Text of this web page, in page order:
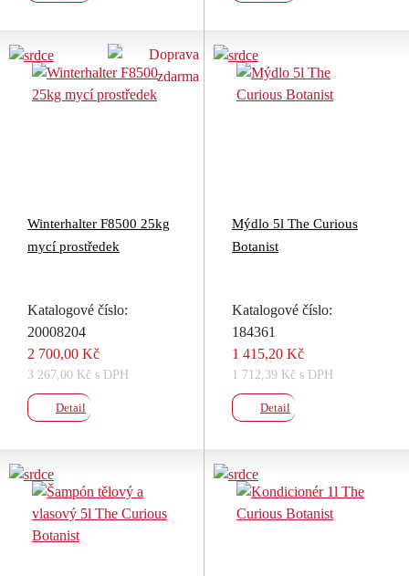
Winterhalter F8500 25kg
mycí prostředek
Katalogové číslo:
20008204
2 700,00 Kč
3 267,00 Kč s DPH
Detail
Mýdlo 5l The Curious
Botanist
Katalogové číslo:
184361
1 415,20 Kč
1 712,39 Kč s DPH
Detail